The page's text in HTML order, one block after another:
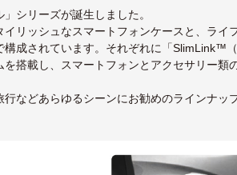
シリーズが誕生しました。
リッシュなスマートフォンケースと、ライ
成されています。それぞれに「SlimLink™
搭載し、スマートフォンとアクセサリー類
などあらゆるシーンにお勧めのラインナッ